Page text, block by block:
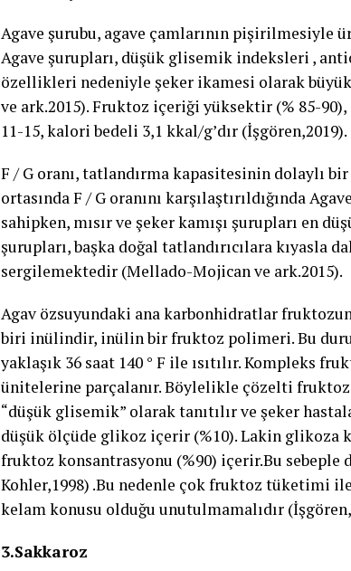
Agave şurubu, agave çamlarının pişirilmesiyle
Agave şurupları, düşük glisemik indeksleri ,
özellikleri nedeniyle şeker ikamesi olarak
ve ark.2015). Fruktoz içeriği yüksektir (% 85-
11-15, kalori bedeli 3,1 kkal/g’dır (İşgören,2019).
F / G oranı, tatlandırma kapasitesinin dolaylı
ortasında F / G oranını karşılaştırıldığında
sahipken, mısır ve şeker kamışı şurupları en
şurupları, başka doğal tatlandırıcılara kıyasla
sergilemektedir (Mellado-Mojican ve ark.2015).
Agav özsuyundaki ana karbonhidratlar
biri inülindir, inülin bir fruktoz polimeri. Bu
yaklaşık 36 saat 140 ° F ile ısıtılır. Kompleks
ünitelerine parçalanır. Böylelikle çözelti
“düşük glisemik” olarak tanıtılır ve şeker
düşük ölçüde glikoz içerir (%10). Lakin glikoza
fruktoz konsantrasyonu (%90) içerir.Bu
Kohler,1998) .Bu nedenle çok fruktoz tüketimi
kelam konusu olduğu unutulmamalıdır
3.Sakkaroz